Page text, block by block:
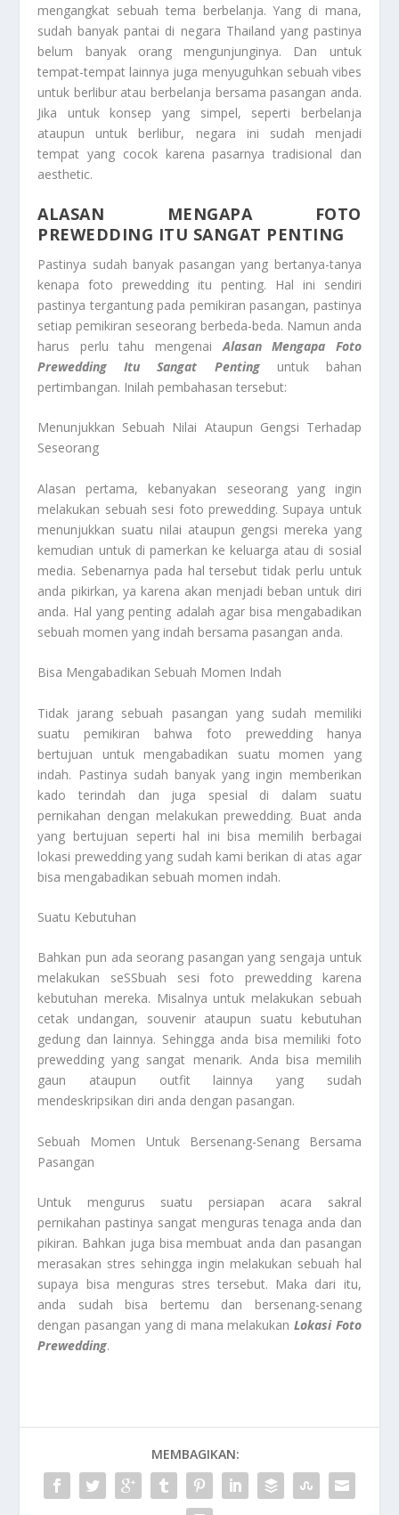
mengangkat sebuah tema berbelanja. Yang di mana,
sudah banyak pantai di negara Thailand yang pastinya
belum banyak orang mengunjunginya. Dan untuk
tempat-tempat lainnya juga menyuguhkan sebuah vibes
untuk berlibur atau berbelanja bersama pasangan anda.
Jika untuk konsep yang simpel, seperti berbelanja
ataupun untuk berlibur, negara ini sudah menjadi
tempat yang cocok karena pasarnya tradisional dan
aesthetic.
ALASAN MENGAPA FOTO
PREWEDDING ITU SANGAT PENTING
Pastinya sudah banyak pasangan yang bertanya-tanya
kenapa foto prewedding itu penting. Hal ini sendiri
pastinya tergantung pada pemikiran pasangan, pastinya
setiap pemikiran seseorang berbeda-beda. Namun anda
harus perlu tahu mengenaiAlasan Mengapa Foto
Prewedding Itu Sangat Penting untuk bahan
pertimbangan. Inilah pembahasan tersebut:
Menunjukkan Sebuah Nilai Ataupun Gengsi Terhadap
Seseorang
Alasan pertama, kebanyakan seseorang yang ingin
melakukan sebuah sesi foto prewedding. Supaya untuk
menunjukkan suatu nilai ataupun gengsi mereka yang
kemudian untuk di pamerkan ke keluarga atau di sosial
media. Sebenarnya pada hal tersebut tidak perlu untuk
anda pikirkan, ya karena akan menjadi beban untuk diri
anda. Hal yang penting adalah agar bisa mengabadikan
sebuah momen yang indah bersama pasangan anda.
Bisa Mengabadikan Sebuah Momen Indah
Tidak jarang sebuah pasangan yang sudah memiliki
suatu pemikiran bahwa foto prewedding hanya
bertujuan untuk mengabadikan suatu momen yang
indah. Pastinya sudah banyak yang ingin memberikan
kado terindah dan juga spesial di dalam suatu
pernikahan dengan melakukan prewedding. Buat anda
yang bertujuan seperti hal ini bisa memilih berbagai
lokasi prewedding yang sudah kami berikan di atas agar
bisa mengabadikan sebuah momen indah.
Suatu Kebutuhan
Bahkan pun ada seorang pasangan yang sengaja untuk
melakukan seSSbuah sesi foto prewedding karena
kebutuhan mereka. Misalnya untuk melakukan sebuah
cetak undangan, souvenir ataupun suatu kebutuhan
gedung dan lainnya. Sehingga anda bisa memiliki foto
prewedding yang sangat menarik. Anda bisa memilih
gaun ataupun outfit lainnya yang sudah
mendeskripsikan diri anda dengan pasangan.
Sebuah Momen Untuk Bersenang-Senang Bersama
Pasangan
Untuk mengurus suatu persiapan acara sakral
pernikahan pastinya sangat menguras tenaga anda dan
pikiran. Bahkan juga bisa membuat anda dan pasangan
merasakan stres sehingga ingin melakukan sebuah hal
supaya bisa menguras stres tersebut. Maka dari itu,
anda sudah bisa bertemu dan bersenang-senang
dengan pasangan yang di mana melakukan Lokasi Foto
Prewedding.
MEMBAGIKAN: